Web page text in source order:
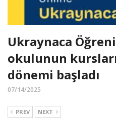
Ukraynaca
okulunun
dönemi başladı
07/14/2025
PREV NEXT